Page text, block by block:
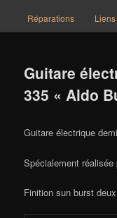
Réparations Liens
Guitare
335 « Aldo
Guitare électrique
Spécialement
Finition sun burst